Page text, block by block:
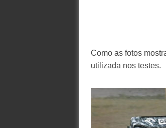
Como as fotos
utilizada nos testes.